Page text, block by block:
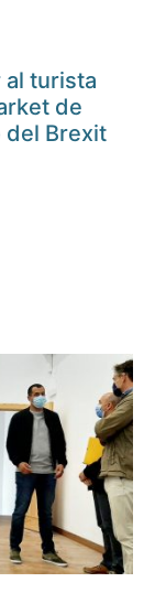
al turista
de
del Brexit